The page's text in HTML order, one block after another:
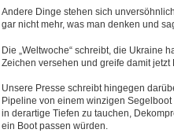
Andere Dinge stehen sich
gar nicht mehr, was man denken und
Die „Weltwoche“ schreibt, die Ukraine
Zeichen versehen und greife damit jetzt
Unsere Presse schreibt hingegen
Pipeline von einem winzigen
in derartige Tiefen zu tauchen,
ein Boot passen würden.